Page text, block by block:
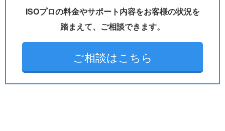
ISOプロの料金やサポート内容をお客様の状況を
踏まえて、ご相談できます。
ご相談はこちら